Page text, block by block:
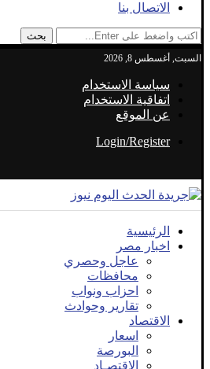
الاتصال بنا
بحث
السبت, أغسطس 8, 2026
سياسة الاستخدام
اتفاقية الاستخدام
عن الموقع
Login/Register
الرئيسية
اخبار مصر
عاجل وحصري
محافظات
احزاب ونواب
تقارير وحوادث
الاقتصاد
اسعار
البورصة
الاقتصـاد